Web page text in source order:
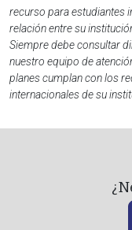
recurso para estudiantes
relación entre su
Siempre debe consultar
nuestro equipo de
planes cumplan con los
internacionales de su